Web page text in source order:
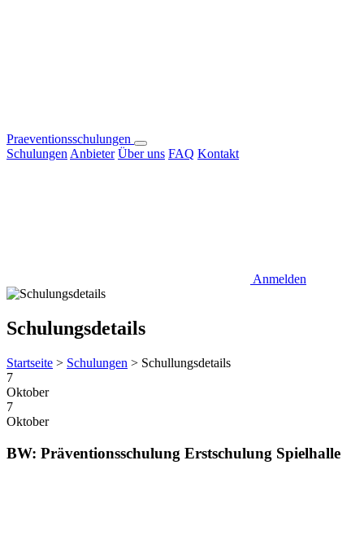
Praeventionsschulungen
Schulungen Anbieter Über uns FAQ Kontakt
Anmelden
Schulungsdetails
Startseite > Schulungen > Schullungsdetails
7
Oktober
7
Oktober
BW: Präventionsschulung Erstschulung Spielhalle